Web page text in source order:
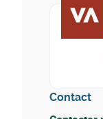
Contact